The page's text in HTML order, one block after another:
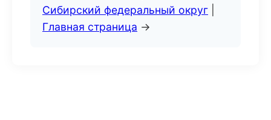
Сибирский федеральный округ
Главная страница →